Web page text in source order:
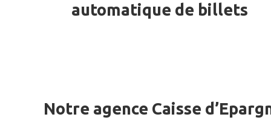
automatique de billets
Notre agence Caisse